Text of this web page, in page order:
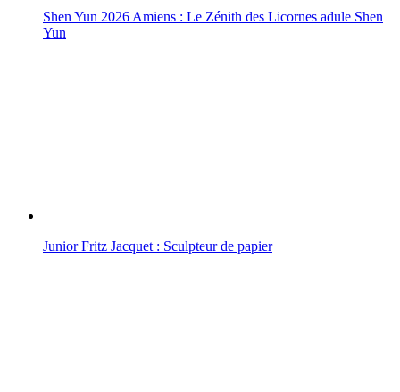
Shen Yun 2026 Amiens : Le Zénith des Licornes adule Shen
Yun
Junior Fritz Jacquet : Sculpteur de papier